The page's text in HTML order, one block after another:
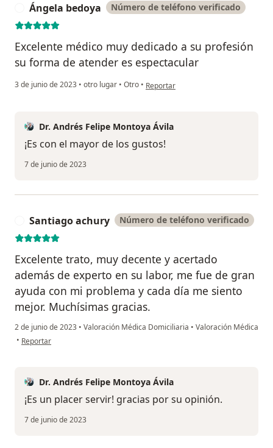
Ángela bedoya Número de teléfono verificado
Excelente médico muy dedicado a su profesión
su forma de atender es espectacular
3 de junio de 2023 • otro lugar • Otro • en opinión del usuario Ángela bedoya
Reportar
Dr. Andrés Felipe Montoya Ávila
¡Es con el mayor de los gustos!
7 de junio de 2023
Santiago achury Número de teléfono verificado
Excelente trato, muy decente y acertado
además de experto en su labor, me fue de gran
ayuda con mi problema y cada día me siento
mejor. Muchísimas gracias.
2 de junio de 2023 • Valoración Médica Domiciliaria • Valoración Médica
• en opinión del usuario Santiago achury
Reportar
Dr. Andrés Felipe Montoya Ávila
¡Es un placer servir! gracias por su opinión.
7 de junio de 2023